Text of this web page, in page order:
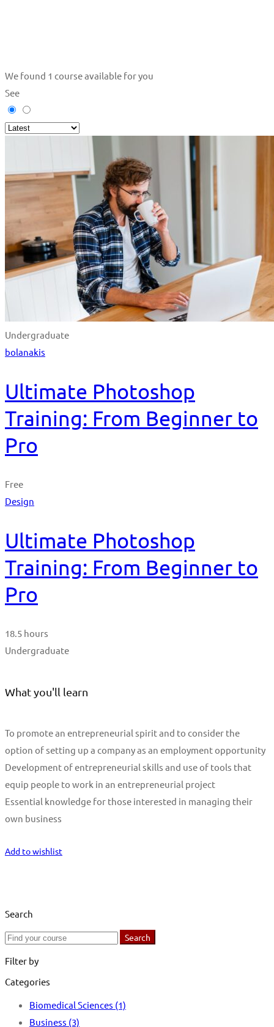
We found 1 course available for you
See
Undergraduate
bolanakis
Ultimate Photoshop
Training: From Beginner to
Pro
Free
Design
Ultimate Photoshop
Training: From Beginner to
Pro
18.5 hours
Undergraduate
What you'll learn
To promote an entrepreneurial spirit and to consider the
option of setting up a company as an employment opportunity
Development of entrepreneurial skills and use of tools that
equip people to work in an entrepreneurial project
Essential knowledge for those interested in managing their
own business
Add to wishlist
Search
Search
Search
Filter by
Categories
Biomedical Sciences (1)
Business (3)